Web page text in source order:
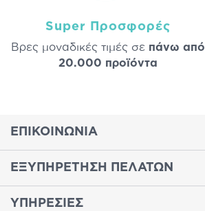
Super Προσφορές
Βρες μοναδικές τιμές σε πάνω από
20.000 προϊόντα
ΕΠΙΚΟΙΝΩΝΙΑ
ΕΞΥΠΗΡΕΤΗΣΗ ΠΕΛΑΤΩΝ
ΥΠΗΡΕΣΙΕΣ